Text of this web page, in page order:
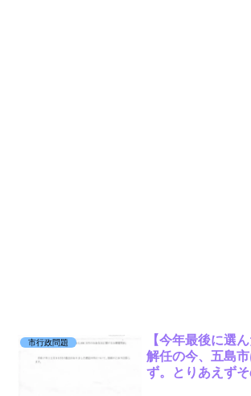
市行政問題
【今年最後に選
解任の今、五島
ず。とりあえず